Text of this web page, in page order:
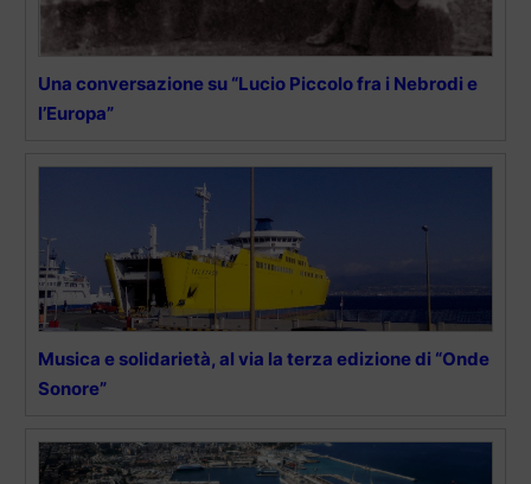
Una conversazione su “Lucio Piccolo fra i Nebrodi e
l’Europa”
Musica e solidarietà, al via la terza edizione di “Onde
Sonore”